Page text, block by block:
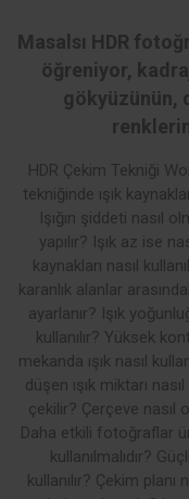
Masalsı HDR
öğreniyor,
gökyüzünün,
HDR Çekim Tekniği
tekniğinde ışık
Işığın şiddeti nasıl
yapılır? Işık az ise
kaynakları nasıl
karanlık alanlar
ayarlanır? Işık
kullanılır? Yüksek
mekanda ışık nasıl
düşen ışık miktarı
çekilir? Çerçeve nasıl
Daha etkili fotoğraflar
kullanılmalıdır?
kullanılır? Çekim